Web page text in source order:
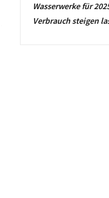
Wasserwerke für
Verbrauch steigen